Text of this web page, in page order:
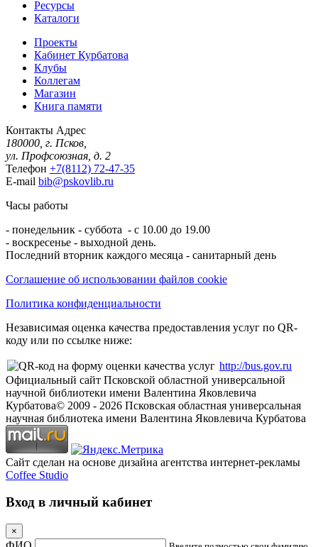
Ресурсы
Каталоги
Проекты
Кабинет Курбатова
Клубы
Коллегам
Магазин
Книга памяти
Контакты Адрес
180000, г. Псков,
ул. Профсоюзная, д. 2
Телефон +7(8112) 72-47-35
E-mail bib@pskovlib.ru
Часы работы
- понедельник - суббота - с 10.00 до 19.00
- воскресенье - выходной день.
Последний вторник каждого месяца - санитарный день
Соглашение об использовании файлов cookie
Политика конфиденциальности
Независимая оценка качества предоставления услуг по QR-
коду или по ссылке ниже:
http://bus.gov.ru
Официальный сайт Псковской областной универсальной
научной библиотеки имени Валентина Яковлевича
Курбатова© 2009 - 2026 Псковская областная универсальная
научная библиотека имени Валентина Яковлевича Курбатова
Сайт сделан на основе дизайна агентства интернет-рекламы
Coffee Studio
Вход в личный кабинет
×